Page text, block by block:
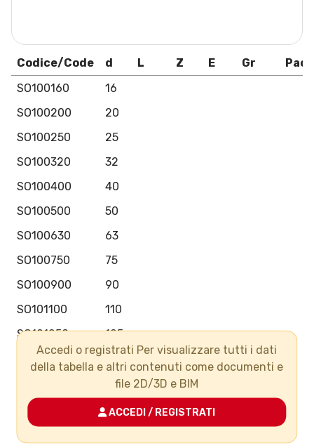
Codice/Code d L Z E Gr
Pack
SO100160
16
SO100200
20
SO100250
25
SO100320
32
SO100400
40
SO100500
50
SO100630
63
SO100750
75
SO100900
90
SO101100
110
SO101250
125
160
SO102000
200
SO102250
Accedi o registrati Per visualizzare tutti i dati
della tabella e altri contenuti come documenti e
file 2D/3D e BIM
ACCEDI / REGISTRATI